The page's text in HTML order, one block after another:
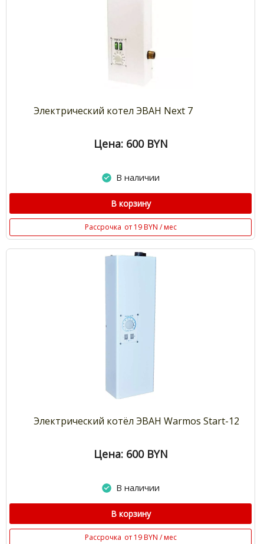
Электрический котел ЭВАН Next 7
Цена: 600 BYN
В наличии
В корзину
Рассрочка от 19 BYN / мес
Электрический котёл ЭВАН Warmos Start-12
Цена: 600 BYN
В наличии
В корзину
Рассрочка от 19 BYN / мес